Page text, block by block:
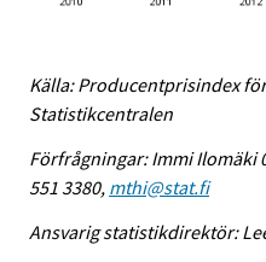
Källa: Producentprisindex
Statistikcentralen
Förfrågningar: Immi Ilomäki
551 3380, mthi@stat.fi
Ansvarig statistikdirektör: